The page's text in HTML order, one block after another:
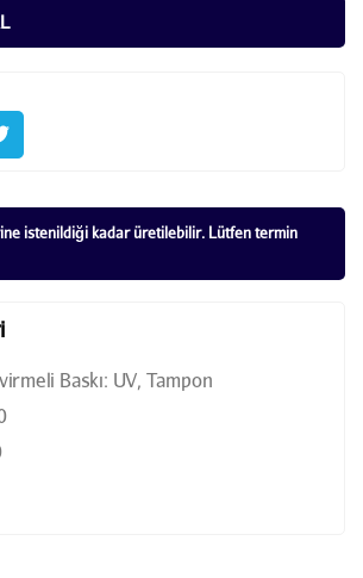
istenildiği kadar üretilebilir. Lütfen termin
Baskı: UV, Tampon